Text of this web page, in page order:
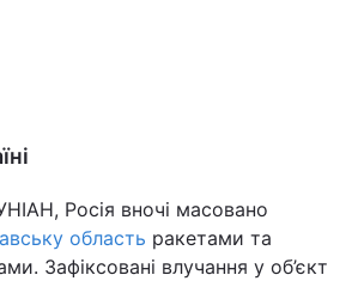
Росія вночі масовано
область ракетами та
Зафіксовані влучання у об’єкт